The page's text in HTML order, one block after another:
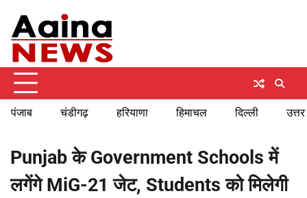
content
पंजाब चंडीगढ़ हरियाणा हिमाचल दिल्ली
Punjab के Government Schools में
लगेंगे MiG-21 जेट, Students को मिलेगी